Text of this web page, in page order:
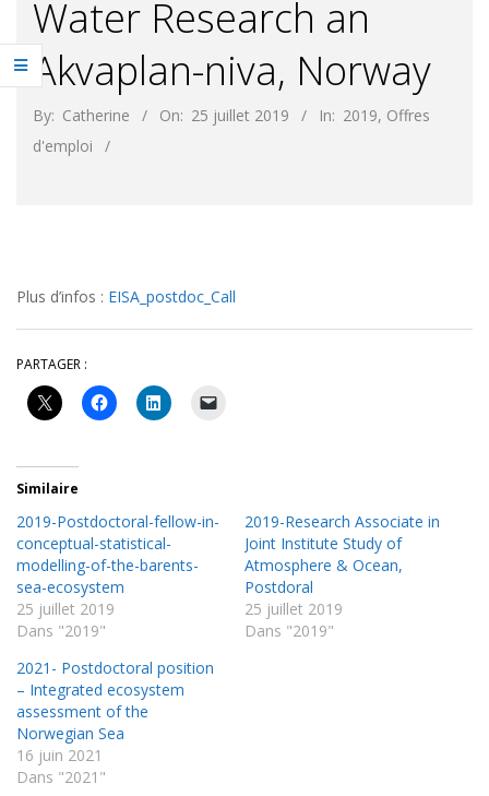
Water Research an
Akvaplan-niva, Norway
By: Catherine On: 25 juillet 2019 In: 2019, Offres
d'emploi
Plus d’infos : EISA_postdoc_Call
PARTAGER :
Similaire
2019-Postdoctoral-fellow-in-
conceptual-statistical-
modelling-of-the-barents-
sea-ecosystem
25 juillet 2019
Dans "2019"
2019-Research Associate in
Joint Institute Study of
Atmosphere & Ocean,
Postdoral
25 juillet 2019
Dans "2019"
2021- Postdoctoral position
– Integrated ecosystem
assessment of the
Norwegian Sea
16 juin 2021
Dans "2021"